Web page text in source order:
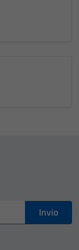
Invio